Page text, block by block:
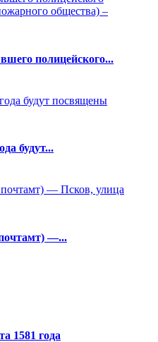
полицейского...
будут...
—...
1581 года